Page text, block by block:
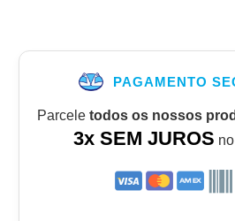
PAGAMENTO
Parcele todos os nossos
3x SEM JUROS